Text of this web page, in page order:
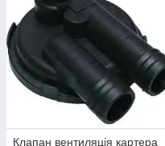
Клапан вентиляція картера